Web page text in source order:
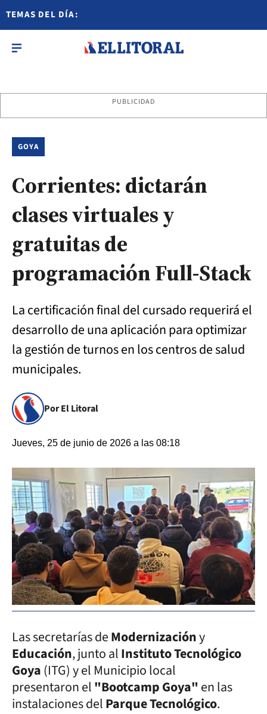
TEMAS DEL DÍA:
PUBLICIDAD
GOYA
Corrientes: dictarán
clases virtuales y
gratuitas de
programación Full-Stack
La certificación final del cursado requerirá el
desarrollo de una aplicación para optimizar
la gestión de turnos en los centros de salud
municipales.
Por El Litoral
Jueves, 25 de junio de 2026 a las 08:18
Las secretarías deModernizacióny
Educación, junto alInstituto Tecnológico
Goya(ITG) y el Municipio local
presentaron el"Bootcamp Goya"en las
instalaciones delParque Tecnológico.